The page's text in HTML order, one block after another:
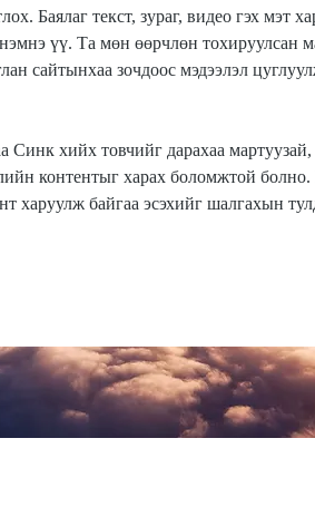
Баялаг текст, зураг, видео гэх мэт
үү. Та мөн өөрчлөн тохируулсан
сайтынхаа зочдоос мэдээлэл
Синк хийх товчийг дарахаа
контентыг харах боломжтой болно.
харуулж байгаа эсэхийг шалгахын